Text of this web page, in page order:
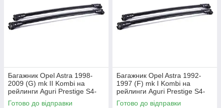
Багажник Opel Astra 1998-
2009 (G) mk II Kombi на
рейлинги Aguri Prestige S4-
1499B
Готово до відправки
Багажник Opel Astra 1992-
1997 (F) mk I Kombi на
рейлинги Aguri Prestige S4-
1500B
Готово до відправки